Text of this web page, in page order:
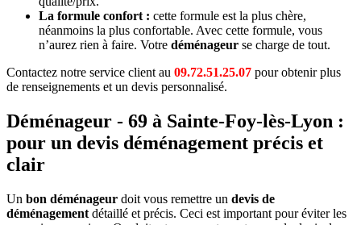
La formule confort : cette formule est la plus chère,
néanmoins la plus confortable. Avec cette formule, vous
n’aurez rien à faire. Votre déménageur se charge de tout.
Contactez notre service client au 09.72.51.25.07 pour obtenir plus
de renseignements et un devis personnalisé.
Déménageur - 69 à Sainte-Foy-lès-Lyon :
pour un devis déménagement précis et
clair
Un bon déménageur doit vous remettre un devis de
déménagement détaillé et précis. Ceci est important pour éviter les